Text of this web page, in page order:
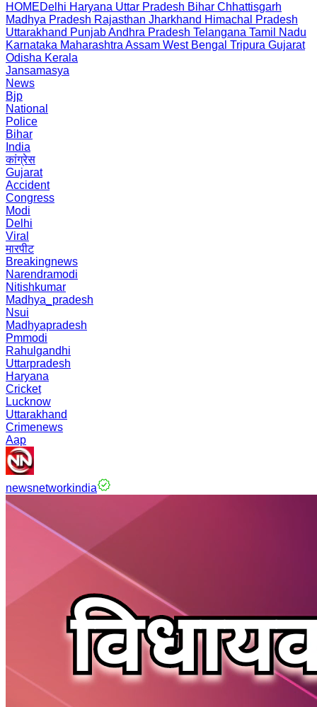
HOMEDelhi Haryana Uttar Pradesh Bihar Chhattisgarh
Madhya Pradesh Rajasthan Jharkhand Himachal Pradesh
Uttarakhand PunjabAndhra Pradesh Telangana Tamil Nadu
Karnataka Maharashtra Assam West Bengal Tripura Gujarat
Odisha Kerala
Jansamasya
News
Bjp
National
Police
Bihar
India
कांग्रेस
Gujarat
Accident
Congress
Modi
Delhi
Viral
मारपीट
Breakingnews
Narendramodi
Nitishkumar
Madhya_pradesh
Nsui
Madhyapradesh
Pmmodi
Rahulgandhi
Uttarpradesh
Haryana
Cricket
Lucknow
Uttarakhand
Crimenews
Aap
newsnetworkindia